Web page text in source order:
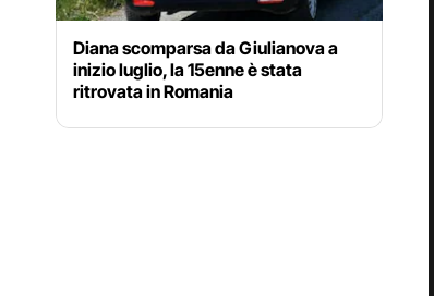
Diana scomparsa da Giulianova a
inizio luglio, la 15enne è stata
ritrovata in Romania